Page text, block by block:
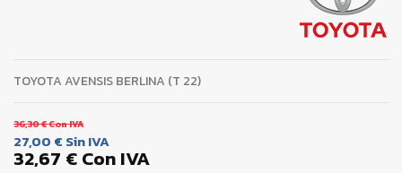
TOYOTA AVENSIS BERLINA (T 22)
36,30 €Con IVA
27,00 € Sin IVA
32,67 €Con IVA